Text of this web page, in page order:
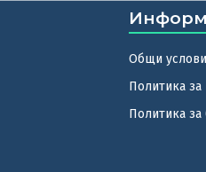
Общи
Политика
Политика за